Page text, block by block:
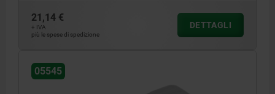
21,14 €
+ IVA
più le spese di spedizione
DETTAGLI
05545